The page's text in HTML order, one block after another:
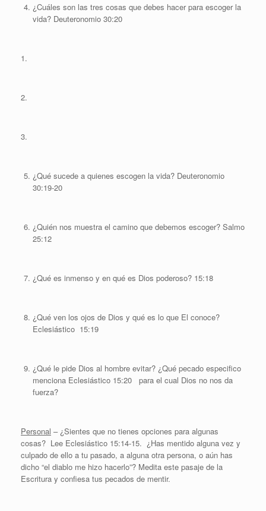
¿Cuáles son las tres cosas que debes hacer para escoger la
vida? Deuteronomio 30:20
1.
2.
3.
¿Qué sucede a quienes escogen la vida? Deuteronomio
30:19-20
¿Quién nos muestra el camino que debemos escoger? Salmo
25:12
¿Qué es inmenso y en qué es Dios poderoso? 15:18
¿Qué ven los ojos de Dios y qué es lo que El conoce?
Eclesiástico 15:19
¿Qué le pide Dios al hombre evitar? ¿Qué pecado especifico
menciona Eclesiástico 15:20 para el cual Dios no nos da
fuerza?
Personal – ¿Sientes que no tienes opciones para algunas
cosas? Lee Eclesiástico 15:14-15. ¿Has mentido alguna vez y
culpado de ello a tu pasado, a alguna otra persona, o aún has
dicho “el diablo me hizo hacerlo”? Medita este pasaje de la
Escritura y confiesa tus pecados de mentir.